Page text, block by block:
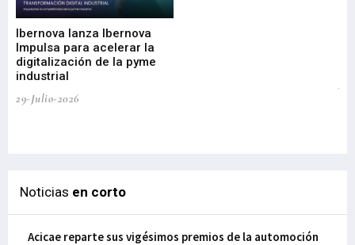
Ibernova lanza Ibernova
Impulsa para acelerar la
digitalización de la pyme
industrial
29-Julio-2026
Noticias en corto
Acicae reparte sus vigésimos premios de la automoción